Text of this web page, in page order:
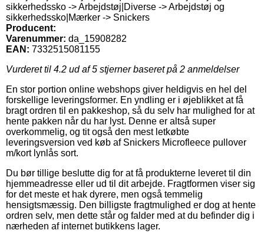
sikkerhedssko -> Arbejdstøj|Diverse -> Arbejdstøj og
sikkerhedssko|Mærker -> Snickers
Producent:
Varenummer: da_15908282
EAN: 7332515081155
Vurderet til 4.2 ud af 5 stjerner baseret på 2 anmeldelser
En stor portion online webshops giver heldigvis en hel del
forskellige leveringsformer. En yndling er i øjeblikket at få
bragt ordren til en pakkeshop, så du selv har mulighed for at
hente pakken når du har lyst. Denne er altså super
overkommelig, og tit også den mest letkøbte
leveringsversion ved køb af Snickers Microfleece pullover
m/kort lynlås sort.
Du bør tillige beslutte dig for at få produkterne leveret til din
hjemmeadresse eller ud til dit arbejde. Fragtformen viser sig
for det meste et hak dyrere, men også temmelig
hensigtsmæssig. Den billigste fragtmulighed er dog at hente
ordren selv, men dette står og falder med at du befinder dig i
nærheden af internet butikkens lager.